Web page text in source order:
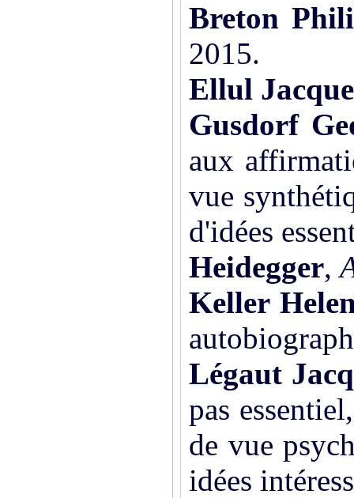
Breton
2015.
Ellul
Gusdorf
aux
vue
d'idées
Heidegger,
Keller
Légaut
pas
de vue
idées